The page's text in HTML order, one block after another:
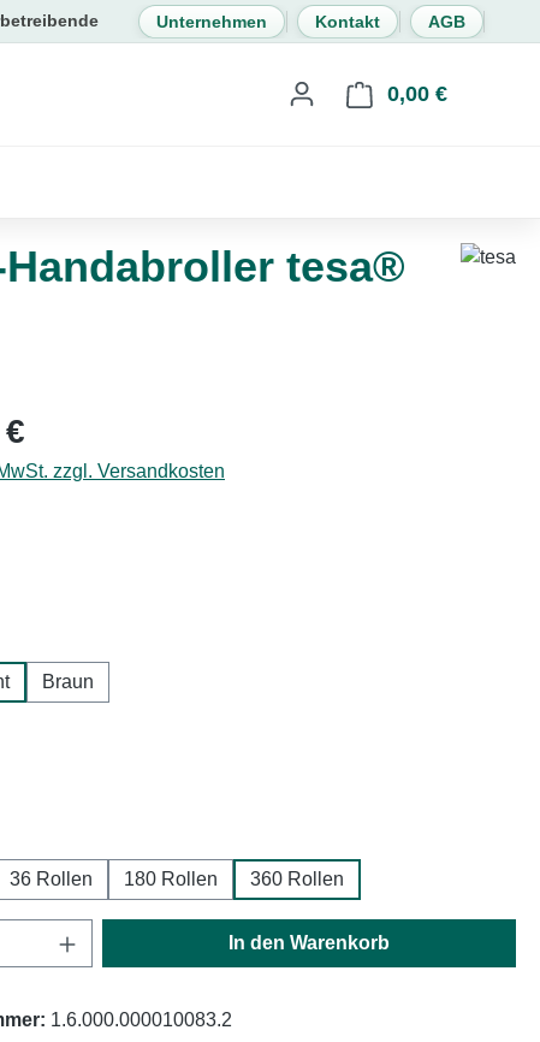
Unternehmen Kontakt AGB
0,00 €
tesa®
zzgl. Versandkosten
Braun
36 Rollen 180 Rollen 360 Rollen
Anzahl: Gib den gewünschten Wert ein
In den Warenkorb
1.6.000.000010083.2